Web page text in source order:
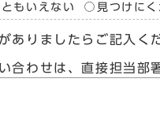
もいえない 見つけにく
ありましたらご記入く
合わせは、直接担当